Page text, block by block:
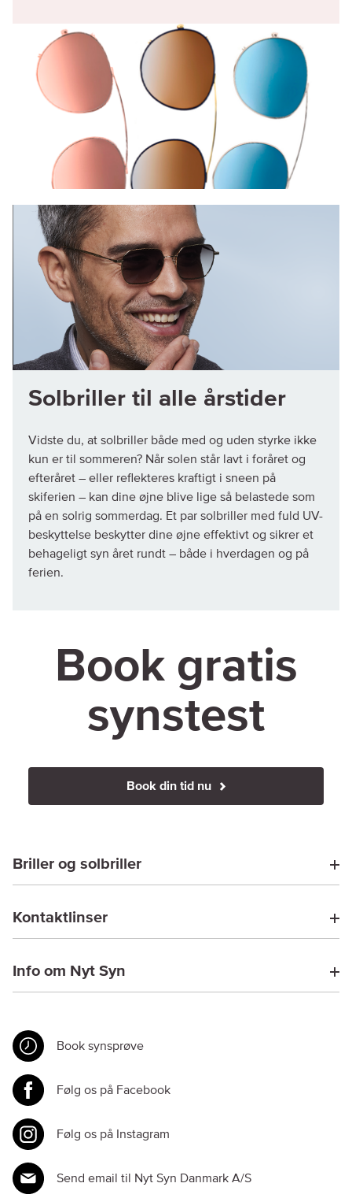
Solbriller til alle årstider
Vidste du, at solbriller både med og uden styrke ikke
kun er til sommeren? Når solen står lavt i foråret og
efteråret – eller reflekteres kraftigt i sneen på
skiferien – kan dine øjne blive lige så belastede som
på en solrig sommerdag. Et par solbriller med fuld UV-
beskyttelse beskytter dine øjne effektivt og sikrer et
behageligt syn året rundt – både i hverdagen og på
ferien.
Book gratis
synstest
Book din tid nu
Briller og solbriller
Kontaktlinser
Info om Nyt Syn
Book synsprøve
Følg os på Facebook
Følg os på Instagram
Send email til Nyt Syn Danmark A/S